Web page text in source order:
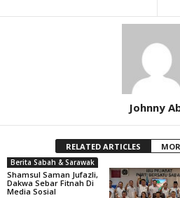
Johnny
RELATED ARTICLES
Berita Sabah & Sarawak
Shamsul Saman Jufazli,
Dakwa Sebar Fitnah Di
Media Sosial